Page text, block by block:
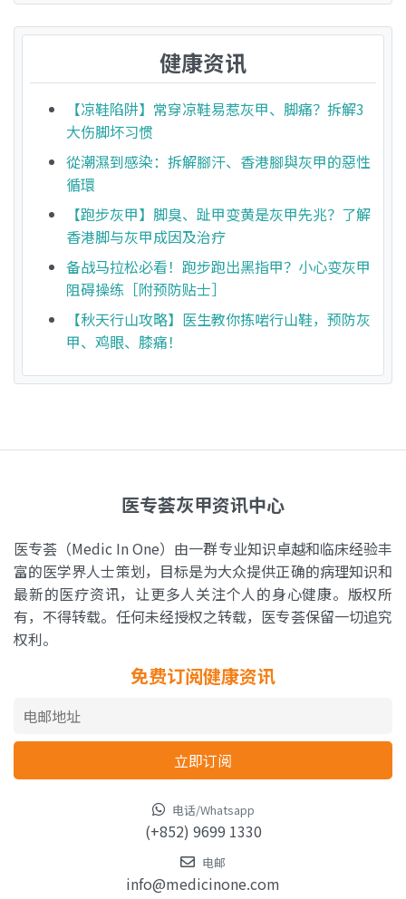
健康资讯
【凉鞋陷阱】常穿凉鞋易惹灰甲、脚痛？拆解3
大伤脚坏习惯
從潮濕到感染：拆解腳汗、香港腳與灰甲的惡性
循環
【跑步灰甲】脚臭、趾甲变黄是灰甲先兆？了解
香港脚与灰甲成因及治疗
备战马拉松必看！跑步跑出黑指甲？小心变灰甲
阻碍操练［附预防贴士］
【秋天行山攻略】医生教你拣啱行山鞋，预防灰
甲、鸡眼、膝痛！
医专荟灰甲资讯中心
医专荟（Medic In One）由一群专业知识卓越和临床经验丰
富的医学界人士策划，目标是为大众提供正确的病理知识和
最新的医疗资讯，让更多人关注个人的身心健康。版权所
有，不得转载。任何未经授权之转载，医专荟保留一切追究
权利。
免费订阅健康资讯
电话/Whatsapp
(+852) 9699 1330
电邮
info@medicinone.com